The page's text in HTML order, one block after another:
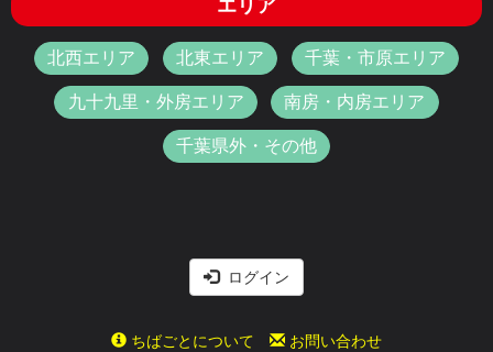
エリア
北西エリア 北東エリア 千葉・市原エリア
九十九里・外房エリア 南房・内房エリア
千葉県外・その他
ログイン
ちばごとについて お問い合わせ